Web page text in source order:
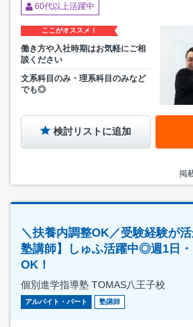
60代以上活躍中
ここがオススメ！
働き方や入社時期はお気軽にご相
談ください
文系科目のみ・理系科目のみなど
でも◎
検討リストに追加
掲
＼扶養内調整OK／受験経験が
塾講師】しゅふ活躍中◎週1日
OK！
個別進学指導塾 TOMAS八王子校
アルバイト・パート 塾講師